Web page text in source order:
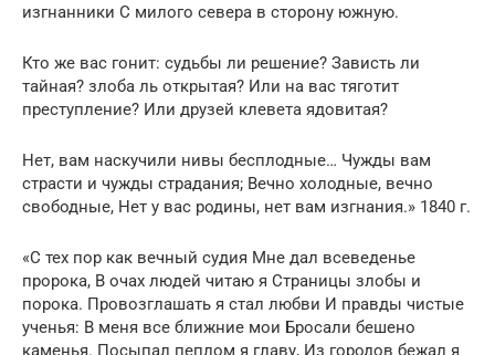
изгнанники С милого севера в сторону южную.
Кто же вас гонит: судьбы ли решение? Зависть ли
тайная? злоба ль открытая? Или на вас тяготит
преступление? Или друзей клевета ядовитая?
Нет, вам наскучили нивы бесплодные… Чужды вам
страсти и чужды страдания; Вечно холодные, вечно
свободные, Нет у вас родины, нет вам изгнания.» 1840 г.
«С тех пор как вечный судия Мне дал всеведенье
пророка, В очах людей читаю я Страницы злобы и
порока. Провозглашать я стал любви И правды чистые
ученья: В меня все ближние мои Бросали бешено
каменья. Посыпал пеплом я главу, Из городов бежал я